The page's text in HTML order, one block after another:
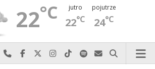
22°C jutro
22°C
pojutrze
24°C
Najlepiej po prostu do nas zadzwoń
Odwiedź nas na Facebook-u
Odwiedź nas na X
Odwiedź nas na Instagram-ie
Odwiedź nas na TikTok-u
Szukaj nas na Spotify
Wyślij do nas
Szukaj